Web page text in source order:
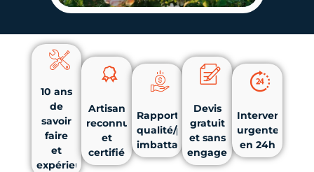
10 ans
de
savoir
faire
et
expérience
Artisan
reconnu
et
certifié
Rapport
qualité/prix
imbattable
Devis
gratuit
et sans
engagement
Intervention
urgente
en 24h